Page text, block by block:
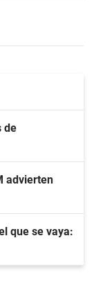
de
advierten
que se vaya: